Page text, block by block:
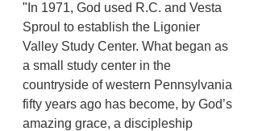
" In 1971, God used R.C. and Vesta
Sproul to establish the Ligonier
Valley Study Center. What began as
a small study center in the
countryside of western Pennsylvania
fifty years ago has become, by God’s
amazing grace, a discipleship